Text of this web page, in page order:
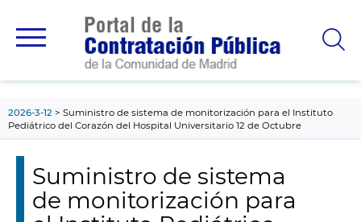
principal
2026-3-12
Suministro de sistema de monitorización para el Instituto
Pediátrico del Corazón del Hospital Universitario 12 de Octubre
Suministro de sistema
de monitorización para